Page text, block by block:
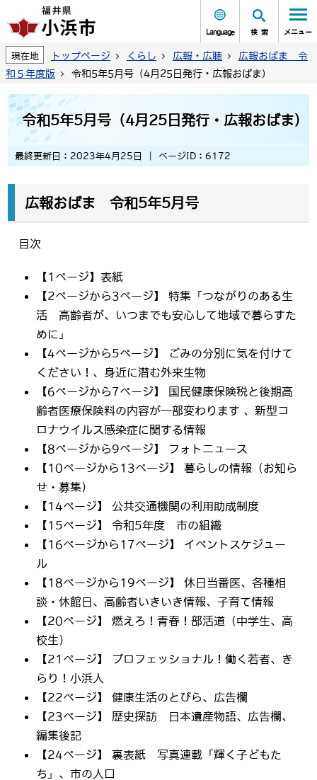
Language 検索 メニュー
現在地 トップページ くらし 広報・広聴
広報おばま 令
和５年度版
令和5年5月号（4月25日発行・広報おばま)
令和5年5月号（4月25日発行・広報おばま)
最終更新日：2023年4月25日 ページID：6172
広報おばま 令和5年5月号
目次
【1ページ】表紙
【2ページから3ページ】 特集「つながりのある生
活 高齢者が、いつまでも安心して地域で暮らすた
めに」
【4ページから5ページ】 ごみの分別に気を付けて
ください！、身近に潜む外来生物
【6ページから7ページ】 国民健康保険税と後期高
齢者医療保険料の内容が一部変わります 、新型コ
ロナウイルス感染症に関する情報
【8ページから9ページ】 フォトニュース
【10ページから13ページ】 暮らしの情報（お知ら
せ・募集）
【14ページ】 公共交通機関の利用助成制度
【15ページ】 令和5年度 市の組織
【16ページから17ページ】 イベントスケジュー
ル
【18ページから19ページ】 休日当番医、各種相
談・休館日、高齢者いきいき情報、子育て情報
【20ページ】 燃えろ！青春！部活道（中学生、高
校生）
【21ページ】 プロフェッショナル！働く若者、き
らり！小浜人
【22ページ】 健康生活のとびら、広告欄
【23ページ】 歴史探訪 日本遺産物語、広告欄、
編集後記
【24ページ】 裏表紙 写真連載「輝く子どもた
ち」、市の人口